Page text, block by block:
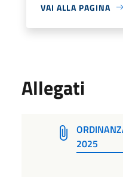
VAI ALLA PAGINA
Allegati
2025